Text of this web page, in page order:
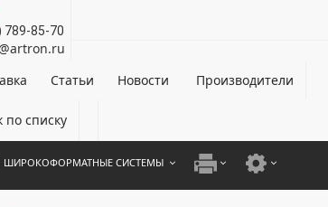
789-85-70
Статьи Новости Производители
Поиск по списку
ШИРОКОФОРМАТНЫЕ СИСТЕМЫ